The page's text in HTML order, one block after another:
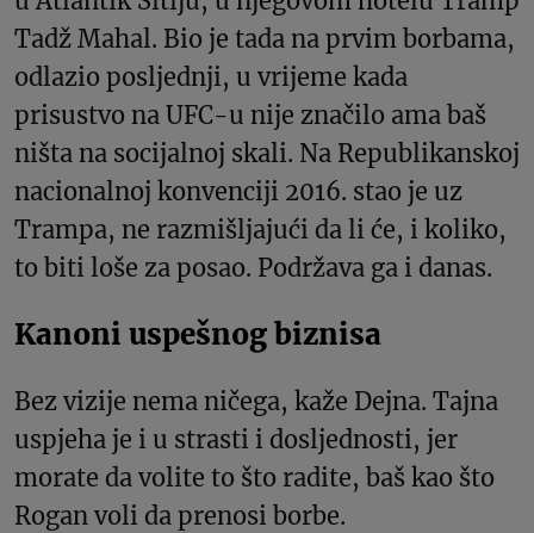
Tadž Mahal. Bio je tada na prvim borbama,
odlazio posljednji, u vrijeme kada
prisustvo na UFC-u nije značilo ama baš
ništa na socijalnoj skali. Na Republikanskoj
nacionalnoj konvenciji 2016. stao je uz
Trampa, ne razmišljajući da li će, i koliko,
to biti loše za posao. Podržava ga i danas.
Kanoni uspešnog biznisa
Bez vizije nema ničega, kaže Dejna. Tajna
uspjeha je i u strasti i dosljednosti, jer
morate da volite to što radite, baš kao što
Rogan voli da prenosi borbe.